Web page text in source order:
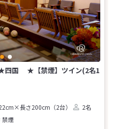
★四国 ★【禁煙】ツイン(2名1
長さ200cm（2台）
2名
禁煙